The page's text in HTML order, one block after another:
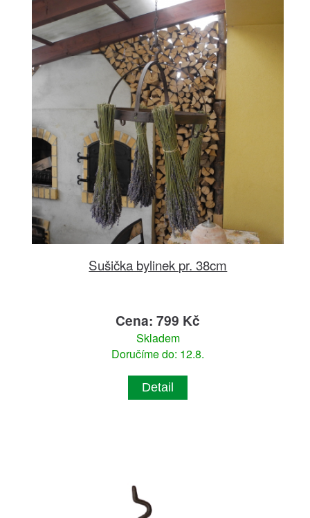
Sušička bylinek pr. 38cm
Cena: 799 Kč
Skladem
Doručíme do: 12.8.
Detail